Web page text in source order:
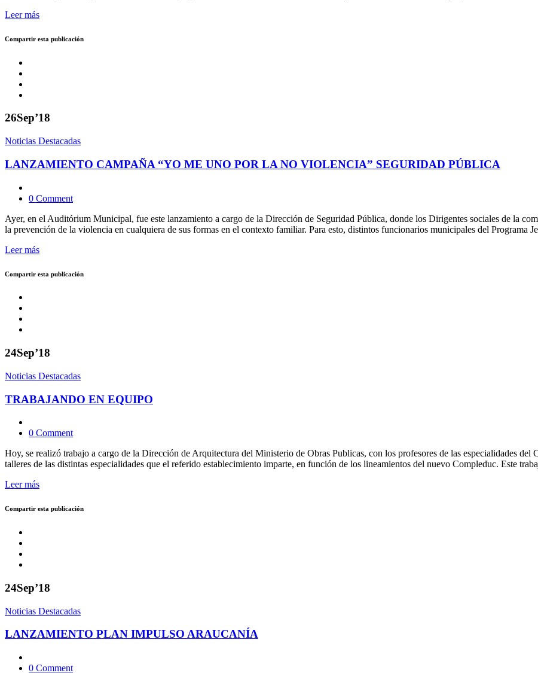
Leer más
Compartir esta publicación
26Sep’18
Noticias Destacadas
LANZAMIENTO CAMPAÑA “YO ME UNO POR LA NO VIOLENCIA” SEGURIDAD PÚBLICA
0 Comment
Ayer, en el Auditórium Municipal, fue este lanzamiento a cargo de la Dirección de Seguridad Pública, donde los Dirigentes sociales de la
la prevención de la violencia en cualquiera de sus formas en el contexto familiar. Para esto, distintos funcionarios municipales del Programa
Leer más
Compartir esta publicación
24Sep’18
Noticias Destacadas
TRABAJANDO EN EQUIPO
0 Comment
Hoy, se realizó trabajo a cargo de la Dirección de Arquitectura del Ministerio de Obras Publicas, con los profesores de las especialidades
talleres de las distintas especialidades que el referido establecimiento imparte, en función de los lineamientos del nuevo Compleduc. Este
Leer más
Compartir esta publicación
24Sep’18
Noticias Destacadas
LANZAMIENTO PLAN IMPULSO ARAUCANÍA
0 Comment